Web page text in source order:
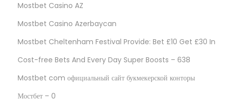
Mostbet Casino AZ
Mostbet Casino Azerbaycan
Mostbet Cheltenham Festival Provide: Bet £10 Get £30 In
Cost-free Bets And Every Day Super Boosts – 638
Mostbet com официальный сайт букмекерской конторы
Мостбет – 0